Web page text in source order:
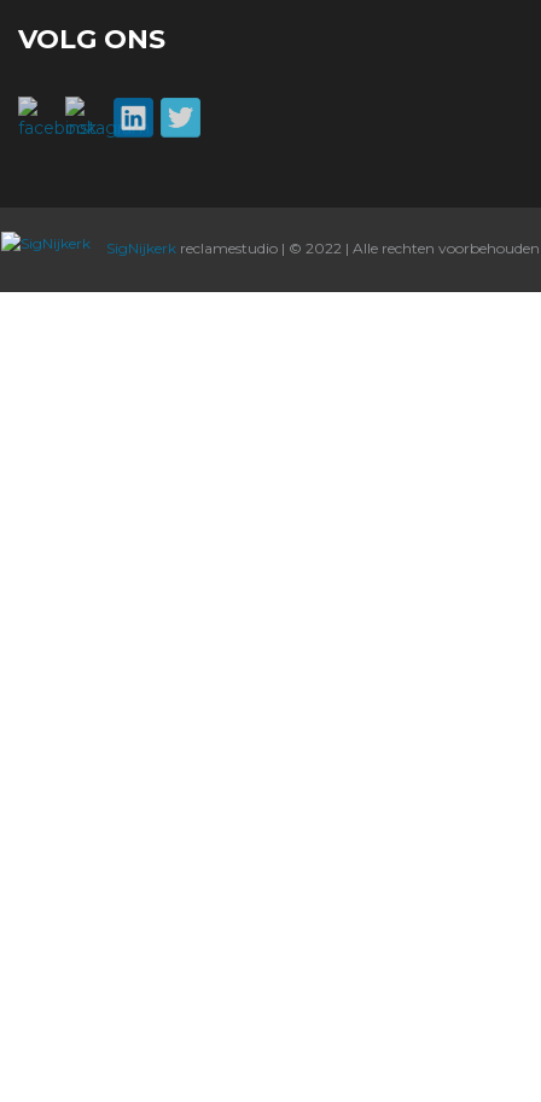
VOLG ONS
SigNijkerk reclamestudio | © 2022 | Alle rechten voorbehouden